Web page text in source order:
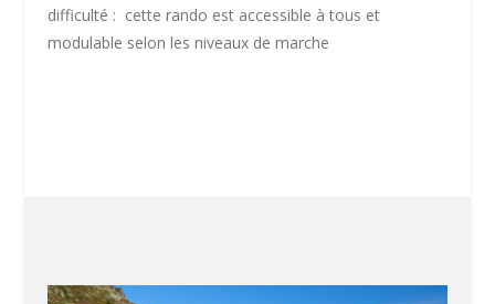
difficulté : cette rando est accessible à tous et
modulable selon les niveaux de marche